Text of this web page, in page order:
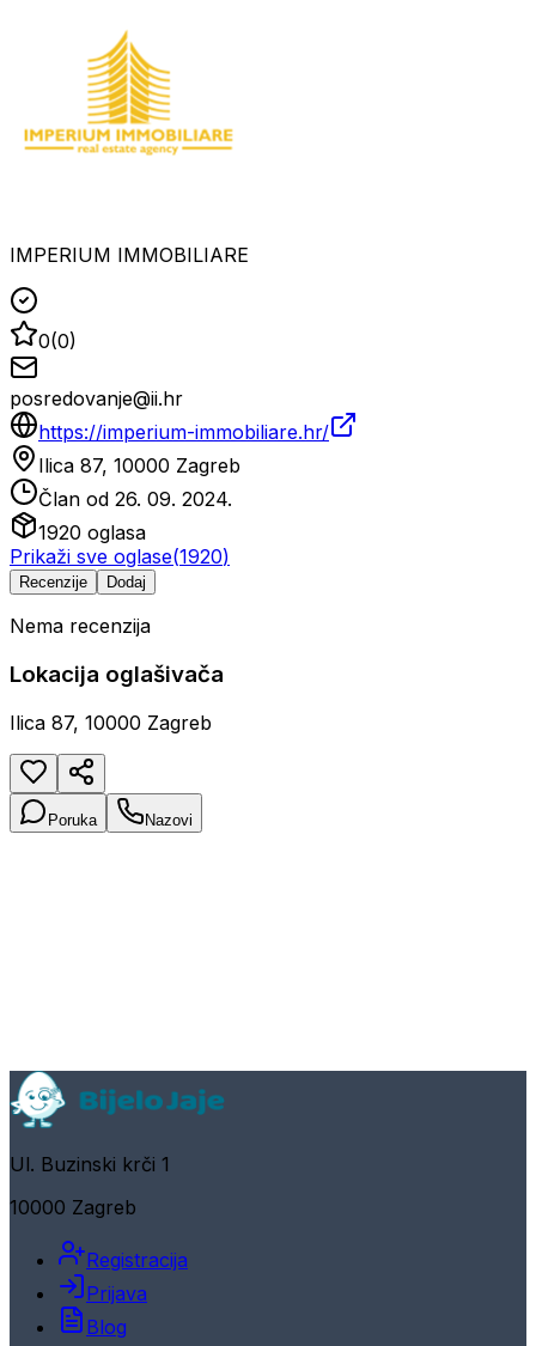
IMPERIUM IMMOBILIARE
0(0)
posredovanje@ii.hr
https://imperium-immobiliare.hr/
Ilica 87, 10000 Zagreb
Član od 26. 09. 2024.
1920 oglasa
Prikaži sve oglase(1920)
Recenzije Dodaj
Nema recenzija
Lokacija oglašivača
Ilica 87, 10000 Zagreb
Poruka Nazovi
Ul. Buzinski krči 1
10000 Zagreb
Registracija
Prijava
Blog